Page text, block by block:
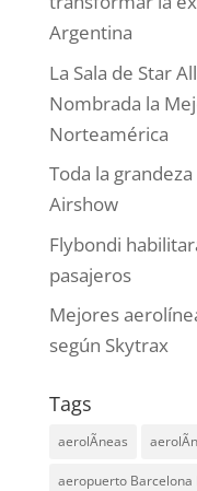
Argentina
La Sala de Star
Nombrada la
Norteamérica
Toda la
Airshow
Flybondi
pasajeros
Mejores
según Skytrax
Tags
aerolÃ­neas
aeropuerto Barcelona